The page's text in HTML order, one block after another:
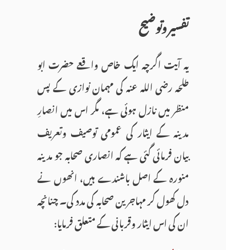
تفسیر وتوضیح
یہ آیت اگرچہ ایک خاص واقعے حضرت ابو
طلحہ رضی اللہ عنہ کی مہمان نوازی کے پس
منظر میں نازل ہوئی ہے، مگر اس میں انصارِ
مدینہ کے ایثار کی عمومی توصیف وتعریف
بیان فرمائی گئی ہے کہ انصاری صحابہ جو مدینہ
منورہ کے اصل باشندے ہیں، انھوں نے
دل کھول کر مہاجرین صحابہ کی مدد کی۔ چنانچہ
ان کی اس ایثار وقربانی کے متعلق فرمایا: